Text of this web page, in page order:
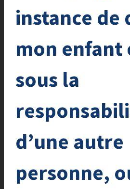
instance de
mon enfant
sous la
d’une autre
personne,